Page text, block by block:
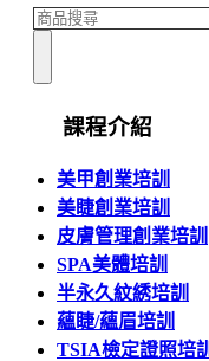
課程介紹
美甲創業培訓
美睫創業培訓
皮膚管理創業培訓
SPA美體培訓
半永久紋綉培訓
蘊睫/蘊眉培訓
TSIA檢定證照培訓